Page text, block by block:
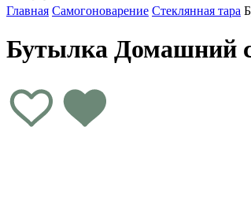
Главная Самогоноварение Стеклянная тара
Бутылка Домашний